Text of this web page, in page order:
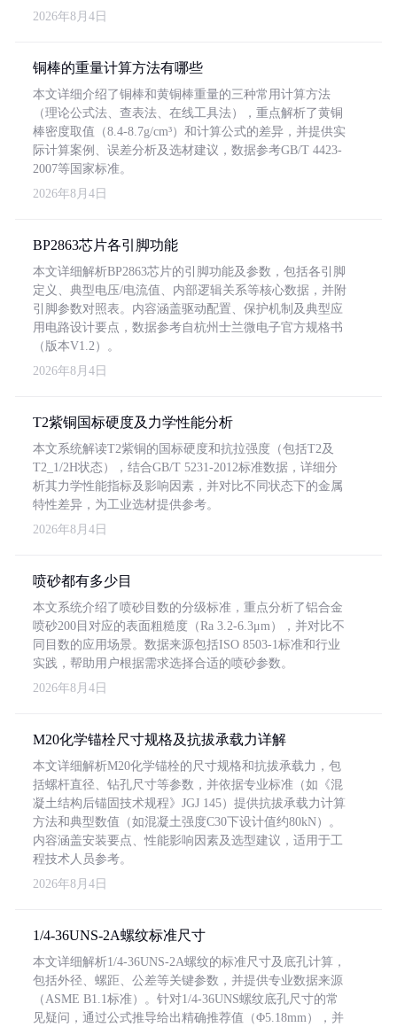
2026年8月4日
铜棒的重量计算方法有哪些
本文详细介绍了铜棒和黄铜棒重量的三种常用计算方法
（理论公式法、查表法、在线工具法），重点解析了黄铜
棒密度取值（8.4-8.7g/cm³）和计算公式的差异，并提供实
际计算案例、误差分析及选材建议，数据参考GB/T 4423-
2007等国家标准。
2026年8月4日
BP2863芯片各引脚功能
本文详细解析BP2863芯片的引脚功能及参数，包括各引脚
定义、典型电压/电流值、内部逻辑关系等核心数据，并附
引脚参数对照表。内容涵盖驱动配置、保护机制及典型应
用电路设计要点，数据参考自杭州士兰微电子官方规格书
（版本V1.2）。
2026年8月4日
T2紫铜国标硬度及力学性能分析
本文系统解读T2紫铜的国标硬度和抗拉强度（包括T2及
T2_1/2H状态），结合GB/T 5231-2012标准数据，详细分
析其力学性能指标及影响因素，并对比不同状态下的金属
特性差异，为工业选材提供参考。
2026年8月4日
喷砂都有多少目
本文系统介绍了喷砂目数的分级标准，重点分析了铝合金
喷砂200目对应的表面粗糙度（Ra 3.2-6.3μm），并对比不
同目数的应用场景。数据来源包括ISO 8503-1标准和行业
实践，帮助用户根据需求选择合适的喷砂参数。
2026年8月4日
M20化学锚栓尺寸规格及抗拔承载力详解
本文详细解析M20化学锚栓的尺寸规格和抗拔承载力，包
括螺杆直径、钻孔尺寸等参数，并依据专业标准（如《混
凝土结构后锚固技术规程》JGJ 145）提供抗拔承载力计算
方法和典型数值（如混凝土强度C30下设计值约80kN）。
内容涵盖安装要点、性能影响因素及选型建议，适用于工
程技术人员参考。
2026年8月4日
1/4-36UNS-2A螺纹标准尺寸
本文详细解析1/4-36UNS-2A螺纹的标准尺寸及底孔计算，
包括外径、螺距、公差等关键参数，并提供专业数据来源
（ASME B1.1标准）。针对1/4-36UNS螺纹底孔尺寸的常
见疑问，通过公式推导给出精确推荐值（Φ5.18mm），并